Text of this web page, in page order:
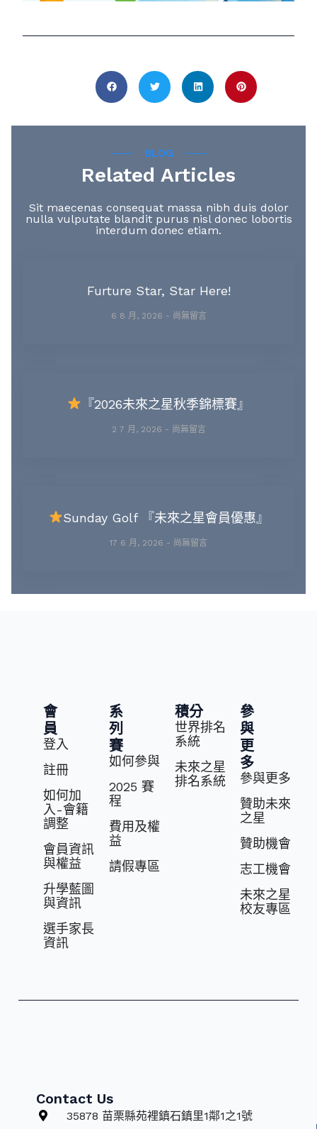
BLOG
Related Articles
Sit maecenas consequat massa nibh duis dolor
nulla vulputate blandit purus nisl donec lobortis
interdum donec etiam.
Furture Star, Star Here!
6 8 月, 2026 尚無留言
『2026未來之星秋季錦標賽』
2 7 月, 2026 尚無留言
Sunday Golf 『未來之星會員優惠』
17 6 月, 2026 尚無留言
會
員
登入
註冊
如何加
入-會籍
調整
會員資訊
與權益
升學藍圖
與資訊
選⼿家長
資訊
系
列
賽
如何參與
2025 賽
程
費⽤及權
益
請假專區
積分
世界排名
系統
未來之星
排名系統
參
與
更
多
參與更多
贊助未來
之星
贊助機會
志⼯機會
未來之星
校友專區
Contact Us
35878 苗栗縣苑裡鎮石鎮里1鄰1之1號